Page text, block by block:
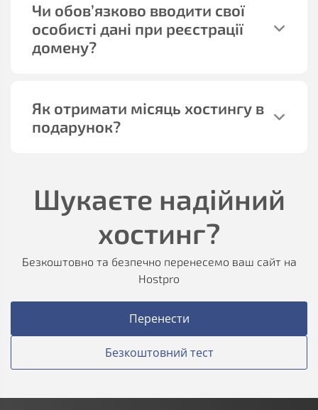
Чи обов’язково вводити свої
особисті дані при реєстрації
домену?
Як отримати місяць хостингу в
подарунок?
Шукаєте надійний
хостинг?
Безкоштовно та безпечно перенесемо ваш сайт на
Hostpro
Перенести
Безкоштовний тест